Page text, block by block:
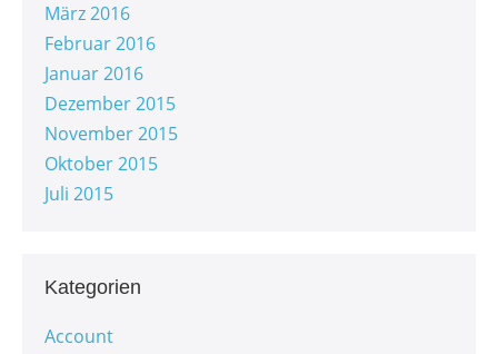
März 2016
Februar 2016
Januar 2016
Dezember 2015
November 2015
Oktober 2015
Juli 2015
Kategorien
Account